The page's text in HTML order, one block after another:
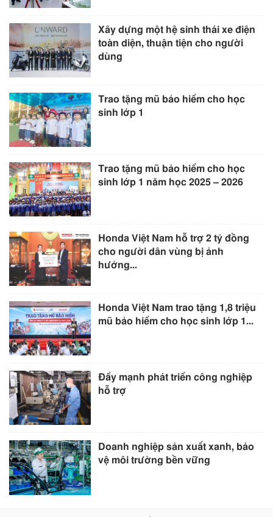
Xây dựng một hệ sinh thái xe điện
toàn diện, thuận tiện cho người
dùng
Trao tặng mũ bảo hiểm cho học
sinh lớp 1
Trao tặng mũ bảo hiểm cho học
sinh lớp 1 năm học 2025 – 2026
Honda Việt Nam hỗ trợ 2 tỷ đồng
cho người dân vùng bị ảnh
hưởng...
Honda Việt Nam trao tặng 1,8 triệu
mũ bảo hiểm cho học sinh lớp 1...
Đẩy mạnh phát triển công nghiệp
hỗ trợ
Doanh nghiệp sản xuất xanh, bảo
vệ môi trường bền vững